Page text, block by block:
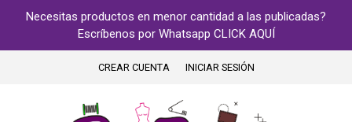
Necesitas productos en menor cantidad a las publicadas?
Escríbenos por Whatsapp CLICK AQUÍ
CREAR CUENTA INICIAR SESIÓN